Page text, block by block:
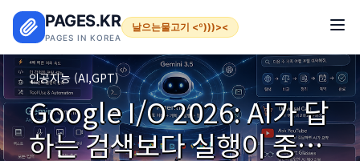
PAGES.KR
PAGES IN KOREA
날으는물고기 <º)))><
인공지능 (AI,GPT)
Google I/O 2026: AI가 답
하는 검색보다 실행이 중요